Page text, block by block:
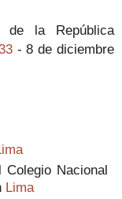
de la República
- 8 de diciembre
Nacional
Lima